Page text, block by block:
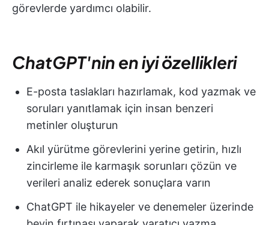
görevlerde yardımcı olabilir.
ChatGPT'nin en iyi özellikleri
E-posta taslakları hazırlamak, kod yazmak ve
soruları yanıtlamak için insan benzeri
metinler oluşturun
Akıl yürütme görevlerini yerine getirin, hızlı
zincirleme ile karmaşık sorunları çözün ve
verileri analiz ederek sonuçlara varın
ChatGPT ile hikayeler ve denemeler üzerinde